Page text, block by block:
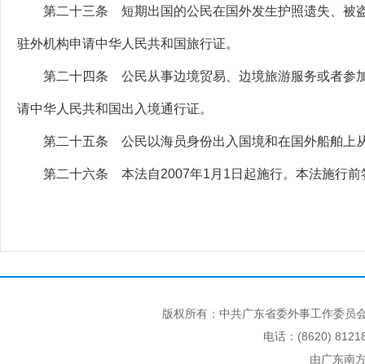
第二十三条 短期出国的公民在国外发生护照遗失、被盗
驻外机构申请中华人民共和国旅行证。
第二十四条 公民从事边境贸易、边境旅游服务或者参加
请中华人民共和国出入境通行证。
第二十五条 公民以海员身份出入国境和在国外船舶上从
第二十六条 本法自2007年1月1日起施行。本法施行前
版权所有：中共广东省委外事工作委
电话：(8620)
由广东南